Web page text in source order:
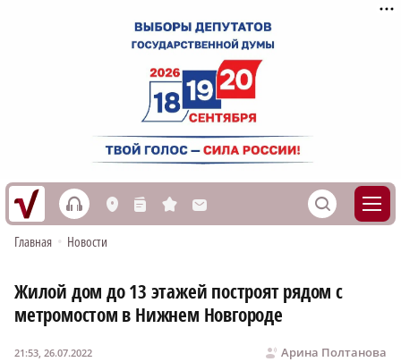
h L n s M S
Главная • Новости
Жилой дом до 13 этажей построят рядом с
метромостом в Нижнем Новгороде
Арина Полтанова
21:53, 26.07.2022